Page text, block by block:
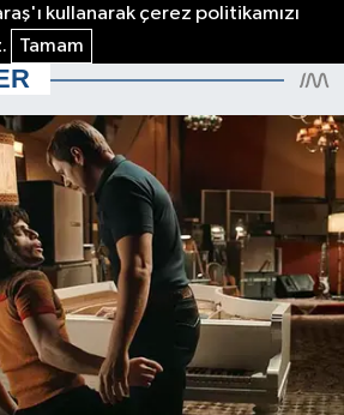
kullanarak çerez politikamızı
Tamam